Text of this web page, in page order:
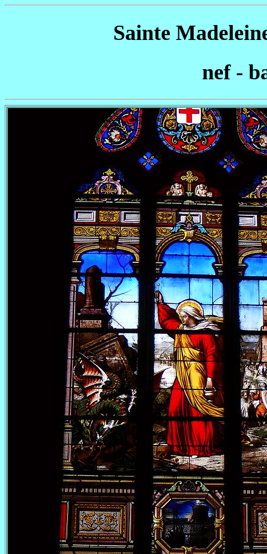
Sainte
nef -